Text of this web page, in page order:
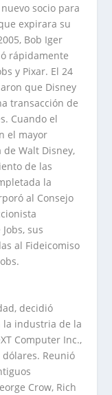
socio para
expirara su
Bob Iger
rápidamente
y Pixar. El 24
que Disney
transacción de
Cuando el
el mayor
Walt Disney,
de las
la
al Consejo
sus
al Fideicomiso
decidió
la industria de la
Computer Inc.,
Reunió
Crow, Rich